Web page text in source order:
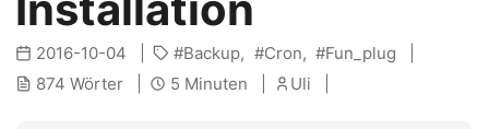
2016-10-04 Backup Cron
Fun_plug
874 Wörter
5 Minuten Uli